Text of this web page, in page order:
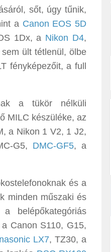
sőt, úgy tűnik,
a Canon EOS 5D
1Dx, a Nikon D4,
ült tétlenül, ölbe
fényképezőit, a full
a tükör nélküli
MILC készüléke, az
a Nikon 1 V2, 1 J2,
G5, DMC-GF5, a
és a
minden műszaki és
belépőkategóriás
Canon S110, G15,
LX7, TZ30, a